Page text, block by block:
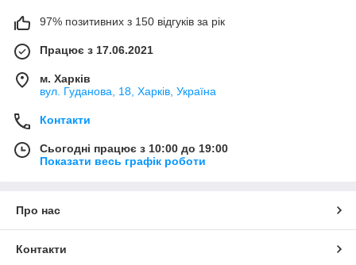
97% позитивних з 150 відгуків за рік
Працює з 17.06.2021
м. Харків
вул. Гуданова, 18, Харків, Україна
Контакти
Сьогодні працює з 10:00 до 19:00
Показати весь графік роботи
Про нас
Контакти